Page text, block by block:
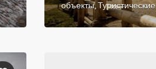
объекты,